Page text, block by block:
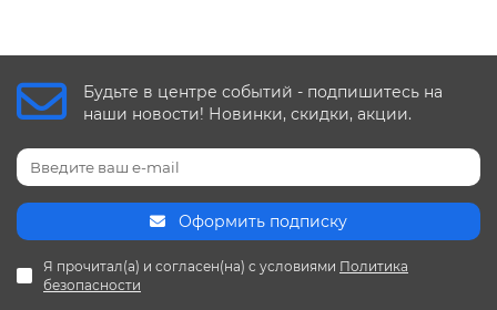
Будьте в центре событий - подпишитесь на
наши новости! Новинки, скидки, акции.
Оформить подписку
Я прочитал(а) и согласен(на) с условиями Политика
безопасности